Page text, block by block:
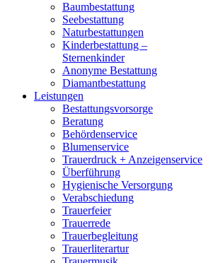
Baumbestattung
Seebestattung
Naturbestattungen
Kinderbestattung –
Sternenkinder
Anonyme Bestattung
Diamantbestattung
Leistungen
Bestattungsvorsorge
Beratung
Behördenservice
Blumenservice
Trauerdruck + Anzeigenservice
Überführung
Hygienische Versorgung
Verabschiedung
Trauerfeier
Trauerrede
Trauerbegleitung
Trauerliterartur